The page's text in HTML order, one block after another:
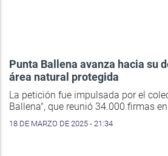
Punta Ballena avanza hacia su
área natural protegida
La petición fue impulsada por el
Ballena", que reunió 34.000 firmas
18 DE MARZO DE 2025 - 21:34